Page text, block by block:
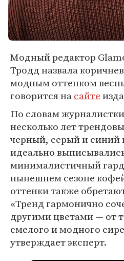
Модный редактор
Тродд назвала
модным оттенком
говорится насайте
По словам
несколько лет
черный, серый и синий
идеально
минималистичный
нынешнем сезоне
оттенки также
«Тренд гармонично
другими цветами — от
смелого и модного
утверждает эксперт.